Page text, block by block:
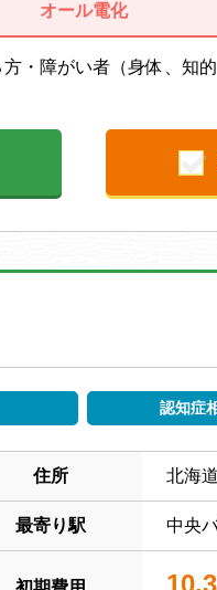
オール電化
・障がい者（身体、知
認知症
住所 北海
最寄り駅 中央
10.3